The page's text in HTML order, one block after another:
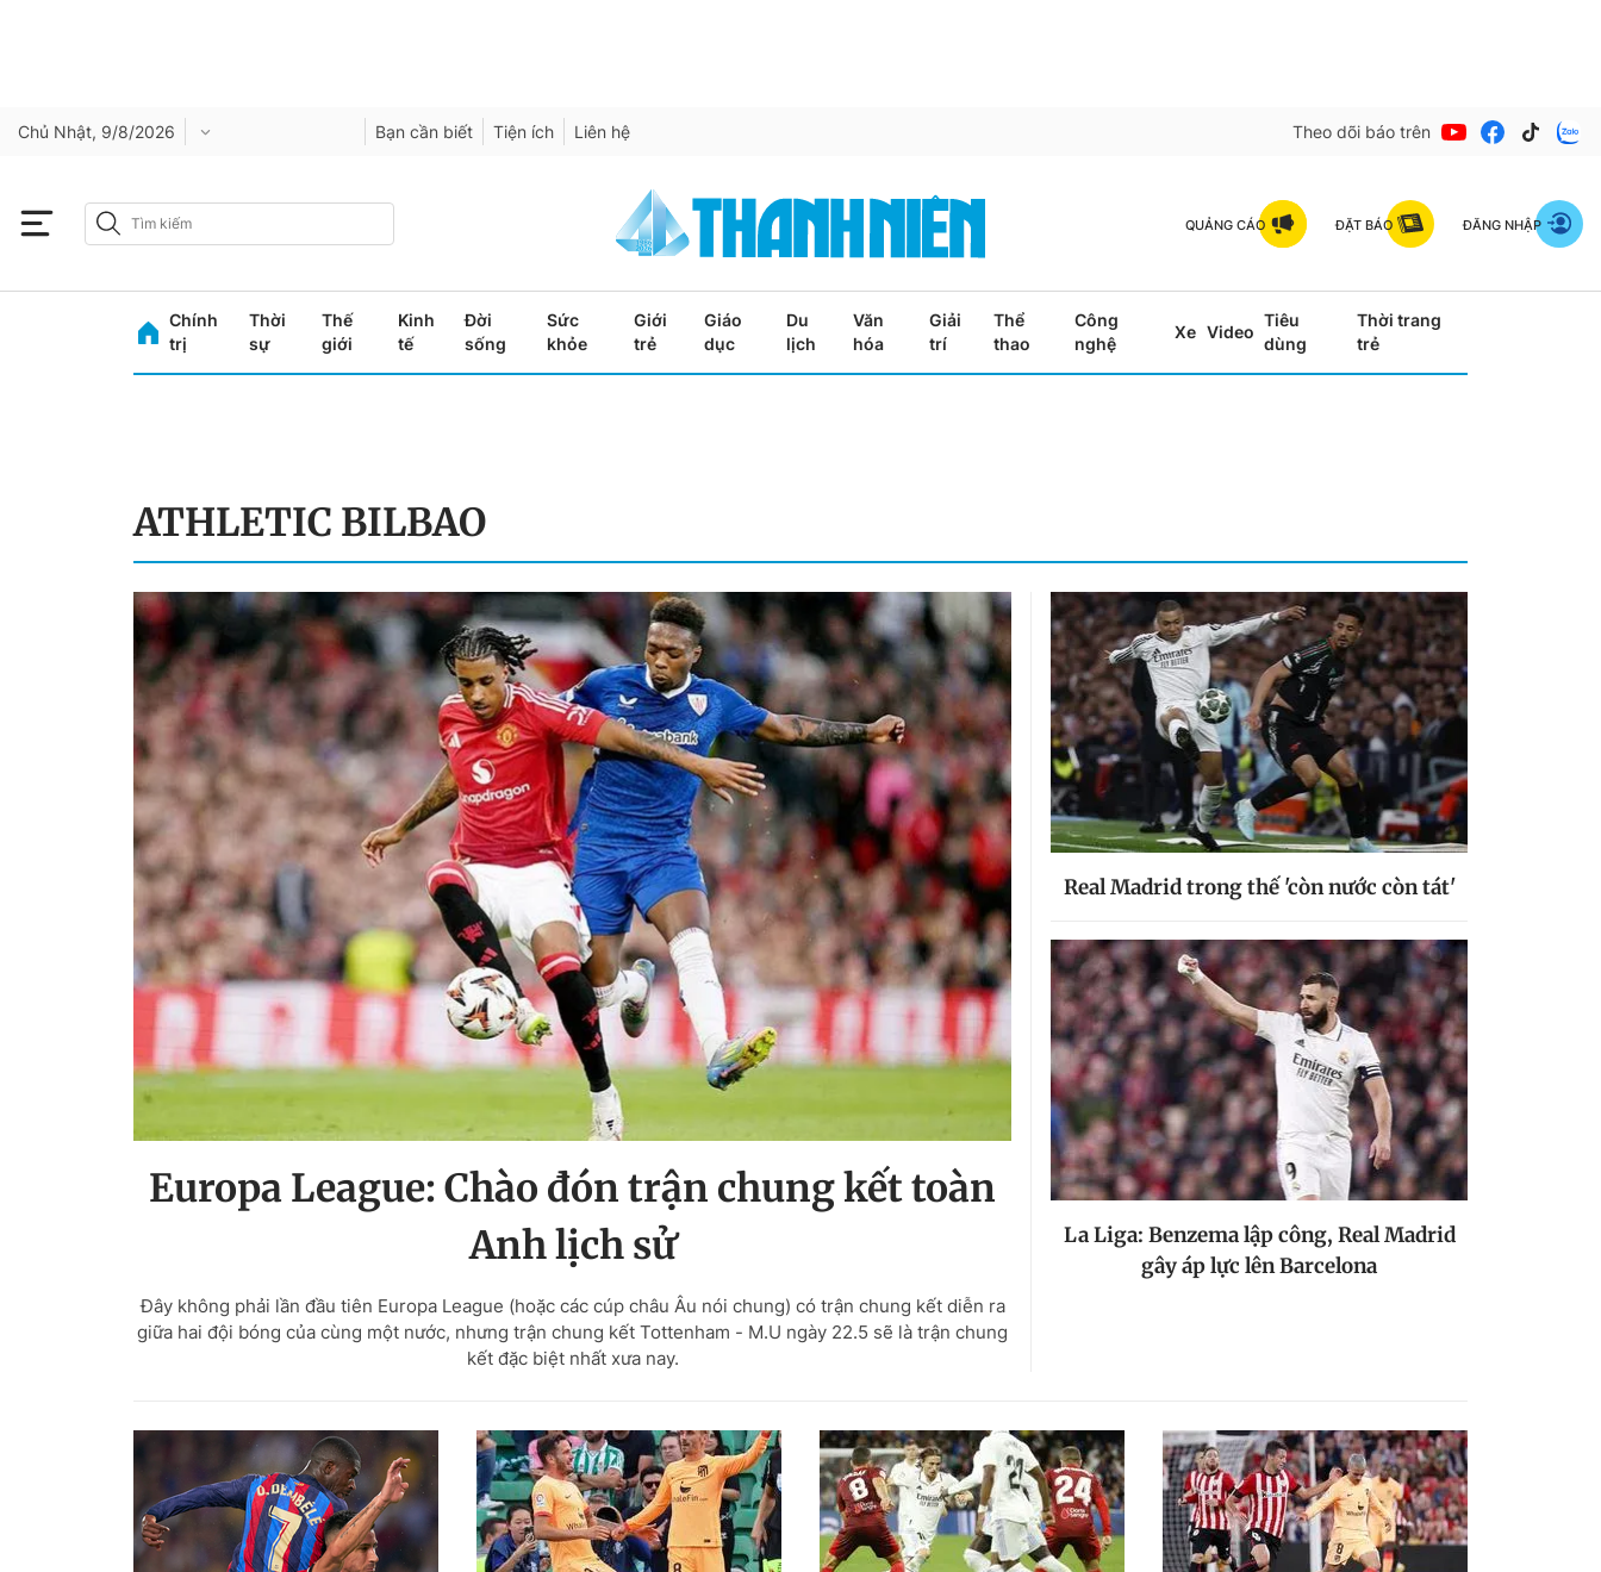
Chủ Nhật, 9/8/2026 Bạn cần biết Tiện ích Liên hệ Theo dõi báo trên
QUẢNG CÁO ĐẶT BÁO ĐĂNG NHẬP
Chính
trị
Thời
sự
Thế
giới
Kinh
tế
Đời
sống
Sức
khỏe
Giới
trẻ
Giáo
dục
Du
lịch
Văn
hóa
Giải
trí
Thể
thao
Công
nghệ
Xe Video
Tiêu
dùng
Thời trang
trẻ
ATHLETIC BILBAO
Europa League: Chào đón trận chung kết toàn
Anh lịch sử
Đây không phải lần đầu tiên Europa League (hoặc các cúp châu Âu nói chung) có trận chung kết diễn ra
giữa hai đội bóng của cùng một nước, nhưng trận chung kết Tottenham - M.U ngày 22.5 sẽ là trận chung
kết đặc biệt nhất xưa nay.
Real Madrid trong thế 'còn nước còn tát'
La Liga: Benzema lập công, Real Madrid
gây áp lực lên Barcelona